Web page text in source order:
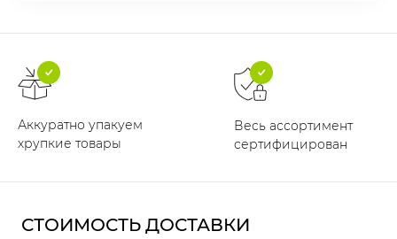
Аккуратно упакуем
хрупкие товары
Весь ассортимент
сертифицирован
СТОИМОСТЬ ДОСТАВКИ